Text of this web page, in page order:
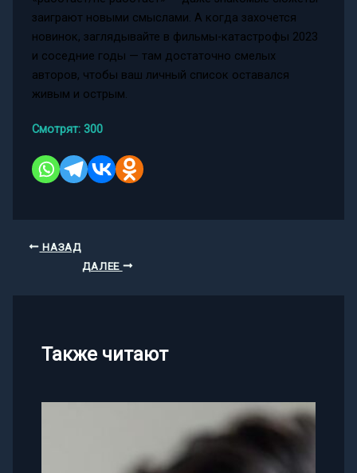
заиграют новыми смыслами. А когда захочется
новинок, заглядывайте в фильмы-катастрофы 2023
и соседние годы — там достаточно смелых
авторов, чтобы ваш личный список оставался
живым и острым.
Смотрят: 300
НАЗАД
ДАЛЕЕ
Также читают